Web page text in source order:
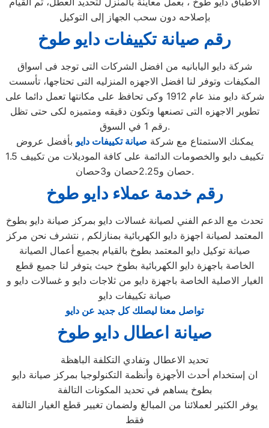
بإصلاحه دون سحب الجهاز إلى التوكيل
رقم صيانة تكييفات دايو طوخ
شركة دايو اليابانيه من افضل الشركات التى توجد فى اسواق
المكيفات وتوفر لنا افضل الاجهزه المنزليه التى تحتاجها، تأسست
شركة دايو منذ عام 1912 وكى تحافظ على مكانتها تعمل دائما على
تطوير الاجهزه التى تصنعها وتكون دقيقه ومتميزه لكى حتى تظل
رقم 1 في السوق.
يمكنك الاستمتاع مع شركة صيانة تكييفات دايو بأفضل عروض
تكييف دايو والخصومات الدائمة على كافة الموديلات من تكييف 1.5
حصان و2.25حصان و3حصان.
رقم خدمة عملاء دايو طوخ
تحدث مع الدعم الفني لصيانة غسالات دايو بمركز صيانة دايو بطوخ
المعتمد لصيانة اجهزة دايو الكهربائية بمنازلكم , نتشرف نحن مركز
صيانة توكيل دايو المعتمد بطوخ بالقيام بجميع أعمال الصيانة
الخاصة باجهزة دايو الكهربائية بطوخ حيث يتوفر لنا جميع قطع
الغيار الاصلية الخاصة باجهزة دايو من ثلاجات دايو و غسالات دايو و
صيانة تكييفات دايو
تواصل معنا ليصلك كل جديد عن دايو
صيانة اعطال دايو طوخ
تحديد الاعطال وتفادي التكلفة الباهظة
ان إستخدام أحدث الأجهزة وأنظمة التكنولوجيا بمركز صيانة دايو
بطوخ يساهم في تحديد المكونات التالفة
يوفر الكثير لعملائنا من المبالغ ولضمان تغيير قطع الغيار التالفة
فقط